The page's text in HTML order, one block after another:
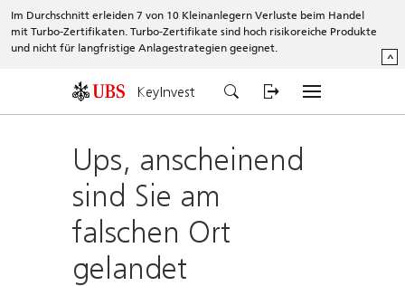
Im Durchschnitt erleiden 7 von 10 Kleinanlegern Verluste beim Handel
mit Turbo-Zertifikaten. Turbo-Zertifikate sind hoch risikoreiche Produkte
und nicht für langfristige Anlagestrategien geeignet.
^
KeyInvest
Ups, anscheinend
sind Sie am
falschen Ort
gelandet